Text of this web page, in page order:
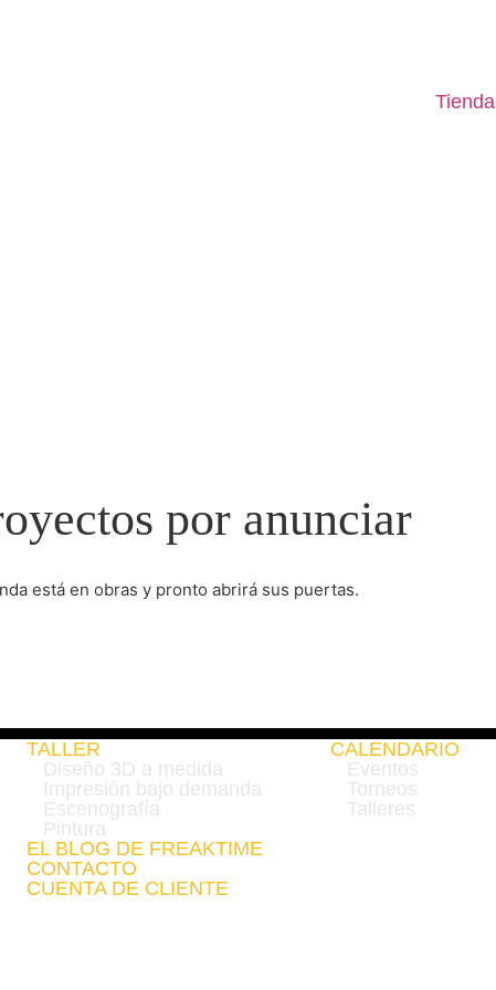
Tienda
por anunciar
está en obras y pronto abrirá sus puertas.
TALLER
Diseño 3D a medida
Impresión bajo demanda
Escenografía
Pintura
CALENDARIO
Eventos
Torneos
Talleres
EL BLOG DE FREAKTIME
CONTACTO
CUENTA DE CLIENTE